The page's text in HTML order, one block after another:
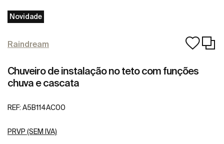
Novidade
Raindream
Chuveiro de instalação no teto com funções
chuva e cascata
REF: A5B114AC00
PRVP (SEM IVA)